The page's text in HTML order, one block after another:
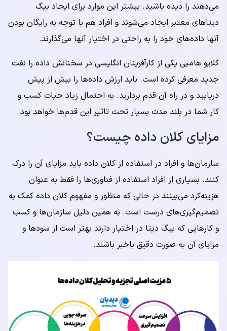
می‌دهند را دیده باشید. بیشتر این موارد برای ایجاد بیگ
دیتاهای معتبر ایجاد می‌شوند و افراد هم با توجه به رایگان بودن
آنها داده‌های خود را به راحتی در اختیار آنها می‌گذارند.
کلایو هامبی یکی از کارآفرینان انگلیسی در سخنانش داده را نفت
جدید معرفی کرده است. باید ارزش داده‌ها را بیش از پیش
دریابید و در راه آن قدم بردارید. به احتمال زیاد حیات کسب و
کار شما در بلند مدت بسیار تحت تاثیر این قدم‌ها خواهد بود.
مزایای کلان داده چیست؟
سازمان‌ها و افراد در استفاده از کلان داده باید مزایای آن را درک
کنند. بسیاری از افراد استفاده از فناوری‌ها را فقط به عنوان
هزینه‌کرد می‌بینند در حالی که منظور و مفهوم کلان داده کمک به
تصمیم‌گیری‌های درست است. به همین دلیل سازمان‌ها و کسب
و کارهایی که بیگ دیتا در اختیار دارند بهتر است از سودها و
مزایای آن به صورت دقیق باخبر باشند.